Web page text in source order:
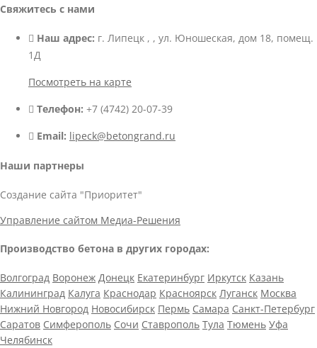
Свяжитесь с нами
Наш адрес: г. Липецк , , ул. Юношеская, дом 18, помещ.
1Д
Посмотреть на карте
Телефон: +7 (4742) 20-07-39
Email: lipeck@betongrand.ru
Наши партнеры
Создание сайта "Приоритет"
Управление сайтом Медиа-Решения
Производство бетона в других городах:
Волгоград Воронеж Донецк Екатеринбург Иркутск Казань
Калининград Калуга Краснодар Красноярск Луганск Москва
Нижний Новгород Новосибирск Пермь Самара Санкт-Петербург
Саратов Симферополь Сочи Ставрополь Тула Тюмень Уфа
Челябинск